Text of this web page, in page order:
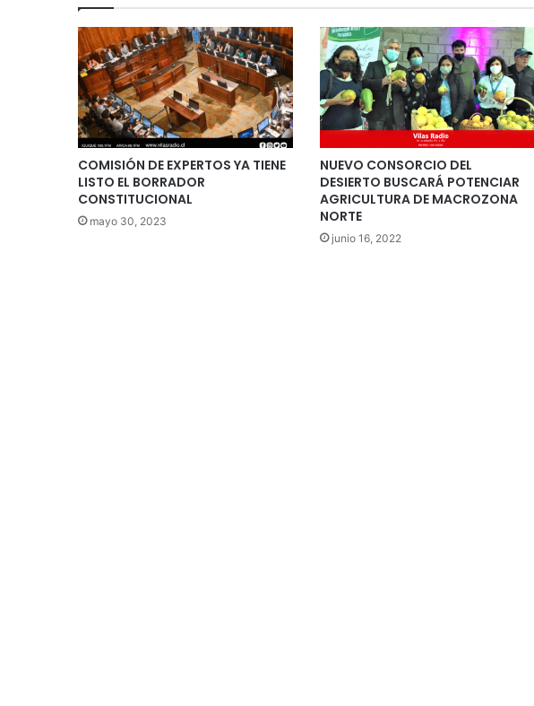
COMISIÓN DE EXPERTOS YA TIENE
LISTO EL BORRADOR
CONSTITUCIONAL
mayo 30, 2023
NUEVO CONSORCIO DEL
DESIERTO BUSCARÁ POTENCIAR
AGRICULTURA DE MACROZONA
NORTE
junio 16, 2022